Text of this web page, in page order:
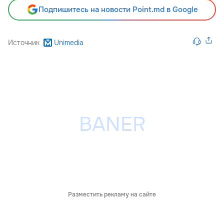
Подпишитесь на новости Point.md в Google
Источник Unimedia
Разместить рекламу на сайте